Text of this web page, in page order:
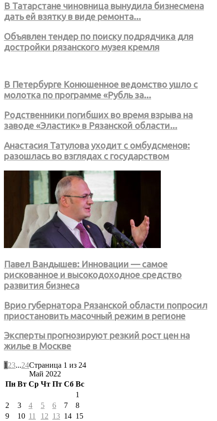
В Татарстане чиновница вынудила бизнесмена
дать ей взятку в виде ремонта...
Объявлен тендер по поиску подрядчика для
достройки рязанского музея кремля
В Петербурге Конюшенное ведомство ушло с
молотка по программе «Рубль за...
Родственники погибших во время взрыва на
заводе «Эластик» в Рязанской области...
Анастасия Татулова уходит с омбудсменов:
разошлась во взглядах с государством
Павел Вандышев: Инновации — самое
рискованное и высокодоходное средство
развития бизнеса
Врио губернатора Рязанской области попросил
приостановить масочный режим в регионе
Эксперты прогнозируют резкий рост цен на
жилье в Москве
1 23...24Страница 1 из 24
Май 2022
Пн Вт Ср Чт Пт Сб Вс
1
2
3 4 5 6 7
8
9
10 11 12 13 14 15